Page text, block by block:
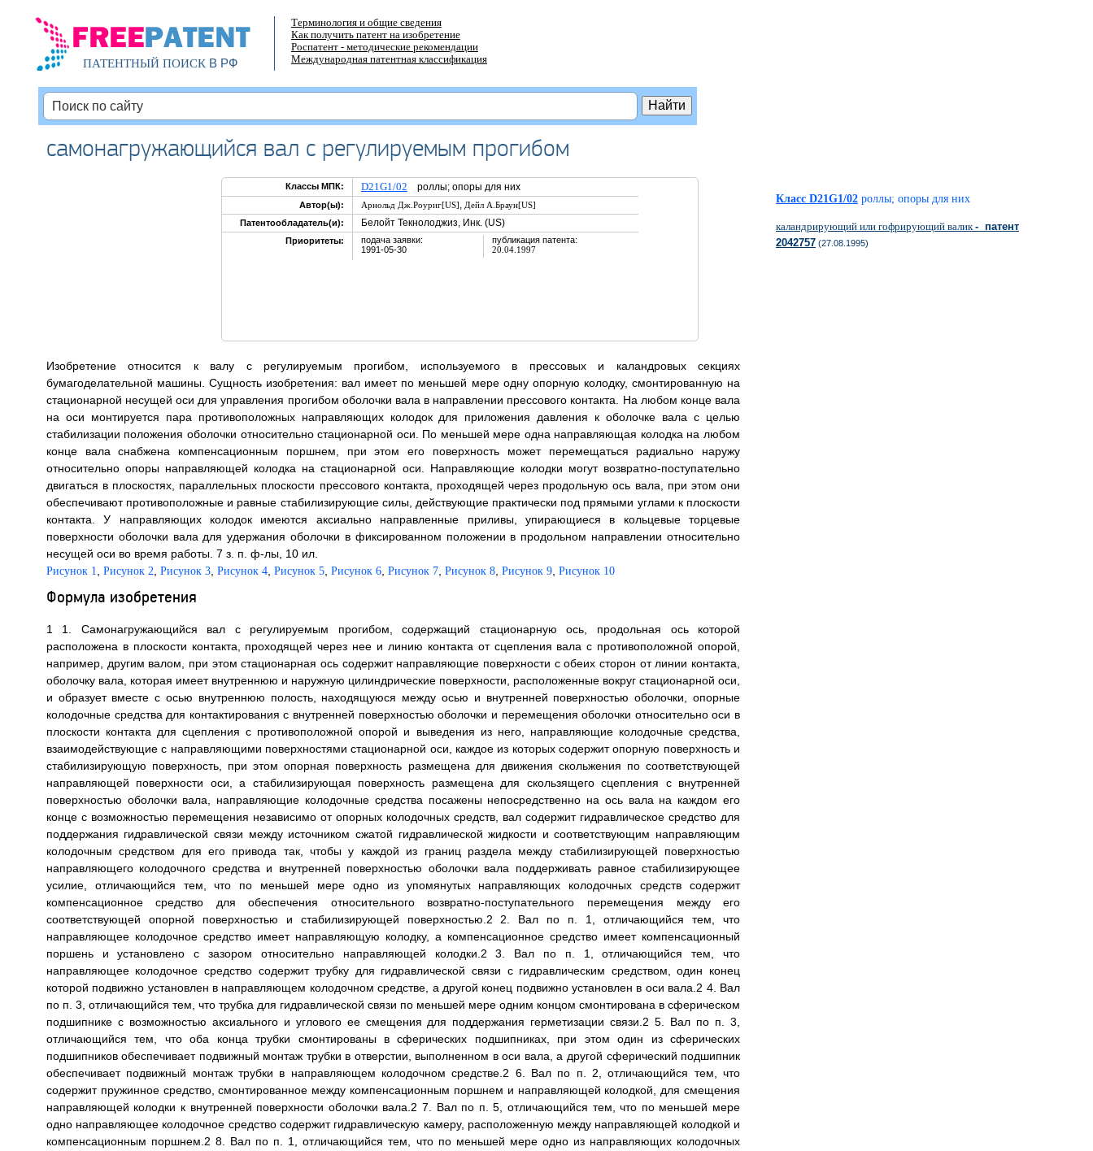
ПАТЕНТНЫЙ ПОИСКВ РФ
Терминология и общие сведения
Как получить патент на изобретение
Роспатент - методические рекомендации
Международная патентная классификация
самонагружающийся вал с регулируемым прогибом
Классы МПК: D21G1/02 роллы; опоры для них
Автор(ы): Арнольд Дж.Роуриг[US], Дейл А.Браун[US]
Патентообладатель(и):
Белойт Текнолоджиз, Инк. (US)
Приоритеты:
подача заявки:
1991-05-30
публикация патента:
20.04.1997
Изобретение относится к валу с регулируемым прогибом, используемого в прессовых и каландровых секциях
бумагоделательной машины. Сущность изобретения: вал имеет по меньшей мере одну опорную колодку, смонтированную на
стационарной несущей оси для управления прогибом оболочки вала в направлении прессового контакта. На любом конце вала
на оси монтируется пара противоположных направляющих колодок для приложения давления к оболочке вала с целью
стабилизации положения оболочки относительно стационарной оси. По меньшей мере одна направляющая колодка на любом
конце вала снабжена компенсационным поршнем, при этом его поверхность может перемещаться радиально наружу
относительно опоры направляющей колодка на стационарной оси. Направляющие колодки могут возвратно-поступательно
двигаться в плоскостях, параллельных плоскости прессового контакта, проходящей через продольную ось вала, при этом они
обеспечивают противоположные и равные стабилизирующие силы, действующие практически под прямыми углами к плоскости
контакта. У направляющих колодок имеются аксиально направленные приливы, упирающиеся в кольцевые торцевые
поверхности оболочки вала для удержания оболочки в фиксированном положении в продольном направлении относительно
несущей оси во время работы. 7 з. п. ф-лы, 10 ил.
Рисунок 1 Рисунок 2 Рисунок 3, Рисунок 4, Рисунок 5, Рисунок 6, Рисунок 7, Рисунок 8, Рисунок 9, Рисунок 10
Формула изобретения
1 1. Самонагружающийся вал с регулируемым прогибом, содержащий стационарную ось, продольная ось которой
расположена в плоскости контакта, проходящей через нее и линию контакта от сцепления вала с противоположной опорой,
например, другим валом, при этом стационарная ось содержит направляющие поверхности с обеих сторон от линии контакта,
оболочку вала, которая имеет внутреннюю и наружную цилиндрические поверхности, расположенные вокруг стационарной оси,
и образует вместе с осью внутреннюю полость, находящуюся между осью и внутренней поверхностью оболочки, опорные
колодочные средства для контактирования с внутренней поверхностью оболочки и перемещения оболочки относительно оси в
плоскости контакта для сцепления с противоположной опорой и выведения из него, направляющие колодочные средства,
взаимодействующие с направляющими поверхностями стационарной оси, каждое из которых содержит опорную поверхность и
стабилизирующую поверхность, при этом опорная поверхность размещена для движения скольжения по соответствующей
направляющей поверхности оси, а стабилизирующая поверхность размещена для скользящего сцепления с внутренней
поверхностью оболочки вала, направляющие колодочные средства посажены непосредственно на ось вала на каждом его
конце с возможностью перемещения независимо от опорных колодочных средств, вал содержит гидравлическое средство для
поддержания гидравлической связи между источником сжатой гидравлической жидкости и соответствующим направляющим
колодочным средством для его привода так, чтобы у каждой из границ раздела между стабилизирующей поверхностью
направляющего колодочного средства и внутренней поверхностью оболочки вала поддерживать равное стабилизирующее
усилие, отличающийся тем, что по меньшей мере одно из упомянутых направляющих колодочных средств содержит
компенсационное средство для обеспечения относительного возвратно-поступательного перемещения между его
соответствующей опорной поверхностью и стабилизирующей поверхностью.2 2. Вал по п. 1, отличающийся тем, что
направляющее колодочное средство имеет направляющую колодку, а компенсационное средство имеет компенсационный
поршень и установлено с зазором относительно направляющей колодки.2 3. Вал по п. 1, отличающийся тем, что
направляющее колодочное средство содержит трубку для гидравлической связи с гидравлическим средством, один конец
которой подвижно установлен в направляющем колодочном средстве, а другой конец подвижно установлен в оси вала.2 4. Вал
по п. 3, отличающийся тем, что трубка для гидравлической связи по меньшей мере одним концом смонтирована в сферическом
подшипнике с возможностью аксиального и углового ее смещения для поддержания герметизации связи.2 5. Вал по п. 3,
отличающийся тем, что оба конца трубки смонтированы в сферических подшипниках, при этом один из сферических
подшипников обеспечивает подвижный монтаж трубки в отверстии, выполненном в оси вала, а другой сферический подшипник
обеспечивает подвижный монтаж трубки в направляющем колодочном средстве.2 6. Вал по п. 2, отличающийся тем, что
содержит пружинное средство, смонтированное между компенсационным поршнем и направляющей колодкой, для смещения
направляющей колодки к внутренней поверхности оболочки вала.2 7. Вал по п. 5, отличающийся тем, что по меньшей мере
одно направляющее колодочное средство содержит гидравлическую камеру, расположенную между направляющей колодкой и
компенсационным поршнем.2 8. Вал по п. 1, отличающийся тем, что по меньшей мере одно из направляющих колодочных
Класс D21G1/02 роллы; опоры для них
каландрирующий или гофрирующий валик- патент
2042757 (27.08.1995)